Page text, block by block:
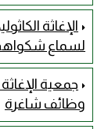
لسماع
وظائف شاغرة